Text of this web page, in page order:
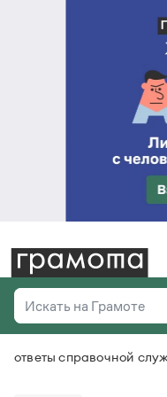
Искать на Грамоте
Справочная
Везде
ответы справочной